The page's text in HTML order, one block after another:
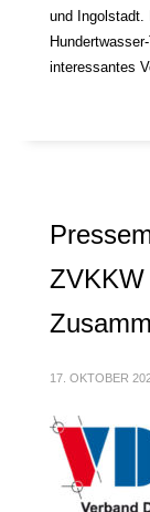
und Ingolstadt.
interessantes
17. OKTOBER